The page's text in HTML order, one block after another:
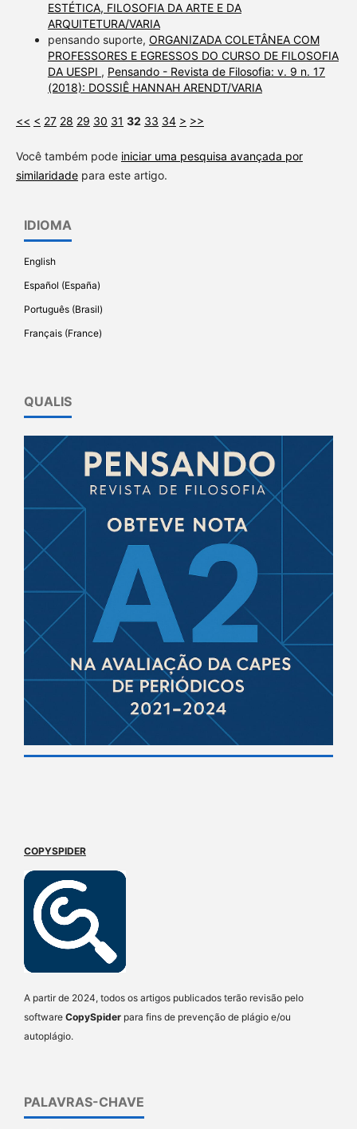
ESTÉTICA, FILOSOFIA DA ARTE E DA
ARQUITETURA/VARIA
pensando suporte, ORGANIZADA COLETÂNEA COM
PROFESSORES E EGRESSOS DO CURSO DE FILOSOFIA
DA UESPI , Pensando - Revista de Filosofia: v. 9 n. 17
(2018): DOSSIÊ HANNAH ARENDT/VARIA
<< < 27 28 29 30 31 32 33 34 > >>
Você também pode iniciar uma pesquisa avançada por
similaridadepara este artigo.
IDIOMA
English
Español (España)
Português (Brasil)
Français (France)
QUALIS
COPYSPIDER
A partir de 2024, todos os artigos publicados terão revisão pelo
software CopySpider para fins de prevenção de plágio e/ou
autoplágio.
PALAVRAS-CHAVE